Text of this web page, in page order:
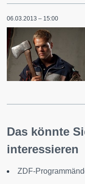
06.03.2013 – 15:00
Das könnte
interessieren
ZDF-